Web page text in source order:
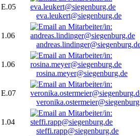
E.05
eva.leukert@siegenburg.de
1.06
1.06
rosina.meyer@siegenburg.de
E.07
1.04
steffi.rapp@siegenburg.de